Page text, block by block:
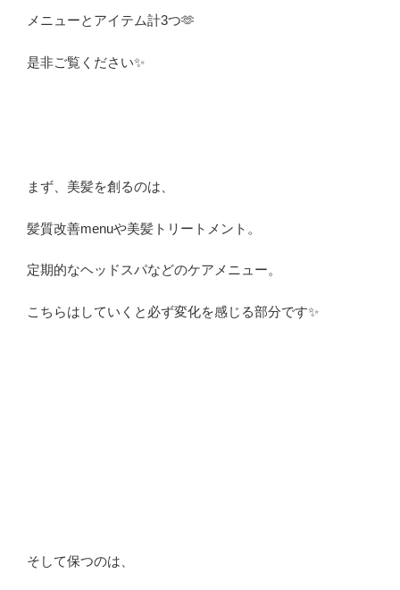
メニューとアイテム計3つ🫶
是非ご覧ください✨
まず、美髪を創るのは、
髪質改善menuや美髪トリートメント。
定期的なヘッドスパなどのケアメニュー。
こちらはしていくと必ず変化を感じる部分です✨
そして保つのは、